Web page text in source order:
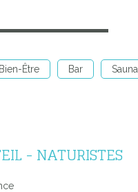
Être Bar Sauna
- NATURISTES